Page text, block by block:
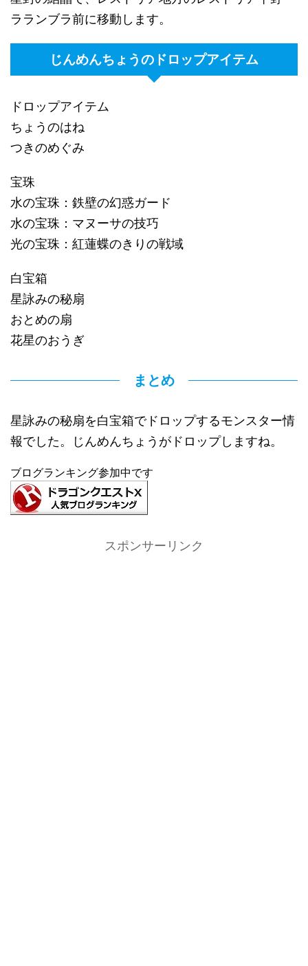
ラランブラ前に移動します。
じんめんちょうのドロップアイテム
ドロップアイテム
ちょうのはね
つきのめぐみ
宝珠
水の宝珠：鉄壁の幻惑ガード
水の宝珠：マヌーサの技巧
光の宝珠：紅蓮蝶のきりの戦域
白宝箱
星詠みの秘扇
おとめの扇
花星のおうぎ
まとめ
星詠みの秘扇を白宝箱でドロップするモンスター情
報でした。じんめんちょうがドロップしますね。
ブログランキング参加中です
スポンサーリンク